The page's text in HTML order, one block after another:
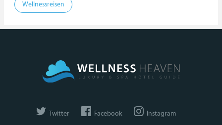
Wellnessreisen
Twitter Facebook Instagram